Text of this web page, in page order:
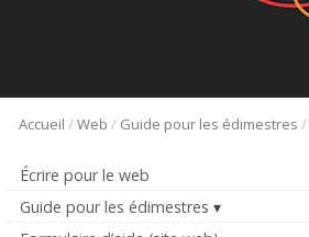
Accueil /Web / Guide pour les édimestres /
Écrire pour le web
Guide pour les édimestres